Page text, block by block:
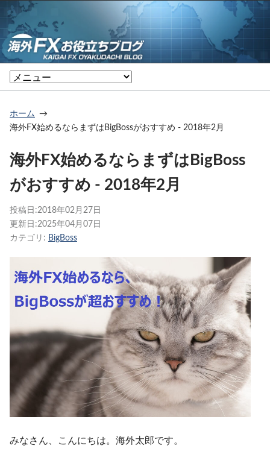
ホーム
海外FX始めるならまずはBigBossがおすすめ - 2018年2月
海外FX始めるならまずはBigBoss
がおすすめ - 2018年2月
投稿日:2018年02月27日
更新日:2025年04月07日
カテゴリ: BigBoss
みなさん、こんにちは。海外太郎です。